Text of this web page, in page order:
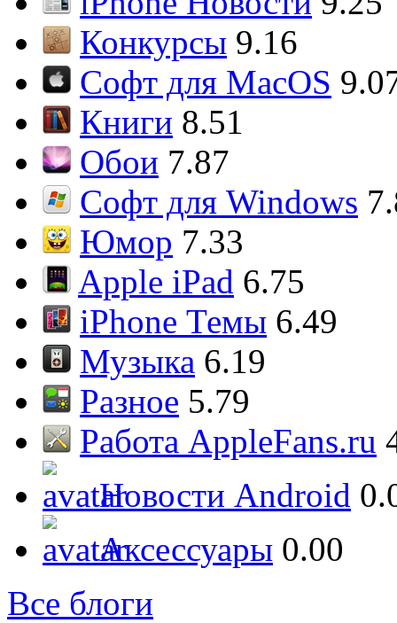
Конкурсы 9.16
Софт для MacOS
Книги 8.51
Обои 7.87
Софт для Windows
Юмор 7.33
Apple iPad 6.75
iPhone Темы 6.49
Музыка 6.19
Разное 5.79
Работа AppleFans.ru
Новости Android
Аксессуары 0.00
Все блоги